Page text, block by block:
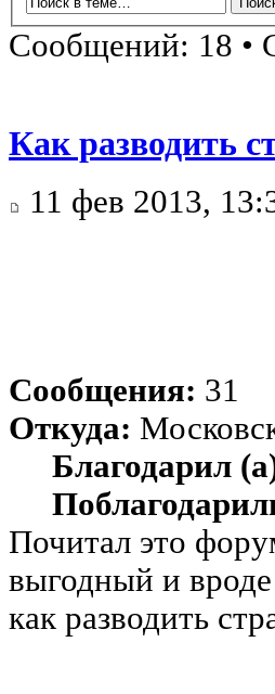
Сообщений: 18 •
Как разводить
11 фев 2013,
Сообщения: 31
Откуда:
Благодарил
Почитал это
выгодный и
как разводить